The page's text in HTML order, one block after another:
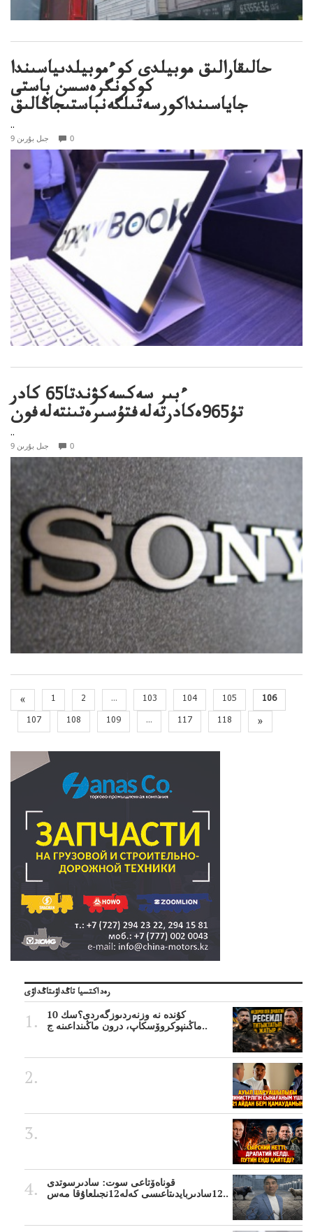
حالىقارالىق موبيلدى كوءموبيلدىياسىندا
كوكونگرەسسن باستى
جاياسىنداكورسەتىلگەنباستىجاڭالىق
..
9 جىل بۇرىن 0
ءبىر سەكسەكۋندتا65 كادر
تۇ965ەكادرتەلەفتۇسىرەتىنتەلەفون
..
9 جىل بۇرىن 0
« 1 2 ... 103 104 105
106
107
108 109 ... 117 118 »
رەداكتسيا تاڭداۋىتاڭداۋى
10 كۇندە نە وزنەردىوزگەردى؟سك
ماڭىنپوكروۆسكاپ، درون ماڭىنداعىنە ج..
قوناەۆتاعى سوت: سادىرسوتدى
12سادىربايدىتاعىسى كەلە12نجىلعاۇقا مەس..